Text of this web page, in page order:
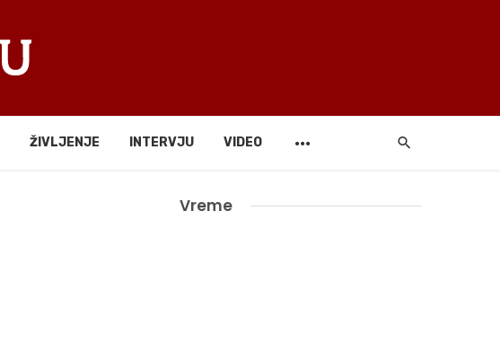
ŽIVLJENJE INTERVJU VIDEO
Vreme